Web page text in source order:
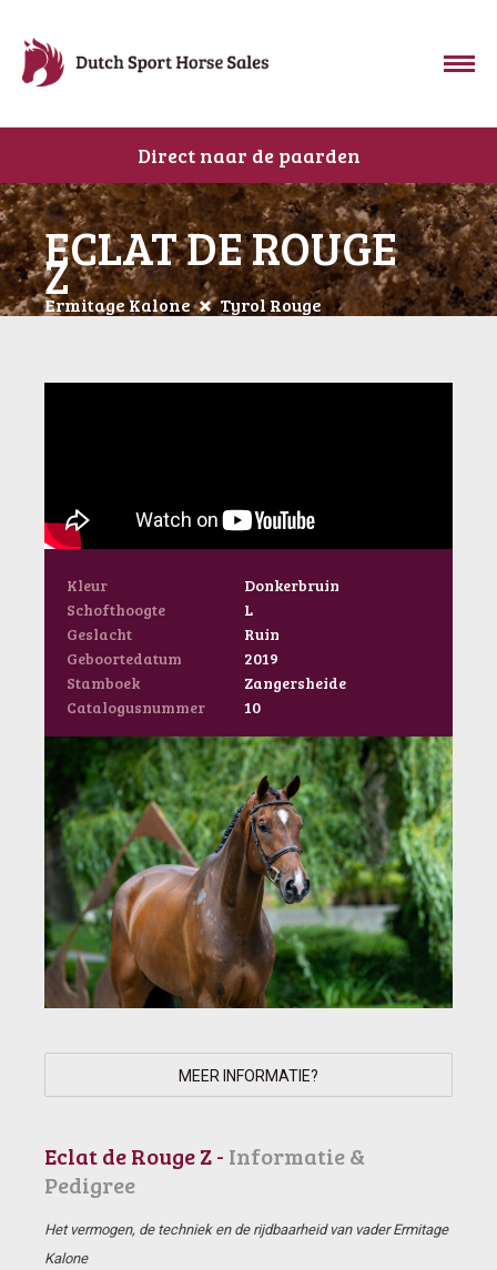
Direct naar de paarden
ECLAT DE ROUGE
Z
Ermitage Kalone Tyrol Rouge
Kleur
Donkerbruin
Schofthoogte
L
Geslacht
Ruin
Geboortedatum
2019
Stamboek
Zangersheide
Catalogusnummer
10
MEER INFORMATIE?
Eclat de Rouge Z - Informatie &
Pedigree
Het vermogen, de techniek en de rijdbaarheid van vader Ermitage
Kalone